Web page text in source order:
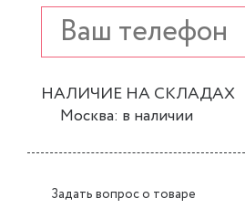
НАЛИЧИЕ НА СКЛАДАХ
Москва: в наличии
Задать вопрос о товаре